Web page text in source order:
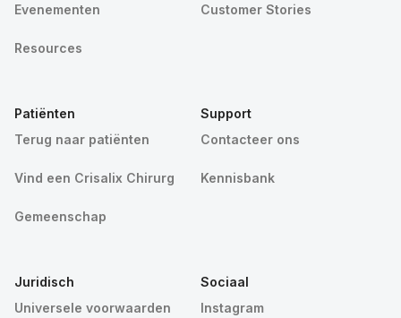
Evenementen
Resources
Customer Stories
Patiënten
Terug naar patiënten
Vind een Crisalix Chirurg
Gemeenschap
Support
Contacteer ons
Kennisbank
Juridisch
Universele voorwaarden
Sociaal
Instagram